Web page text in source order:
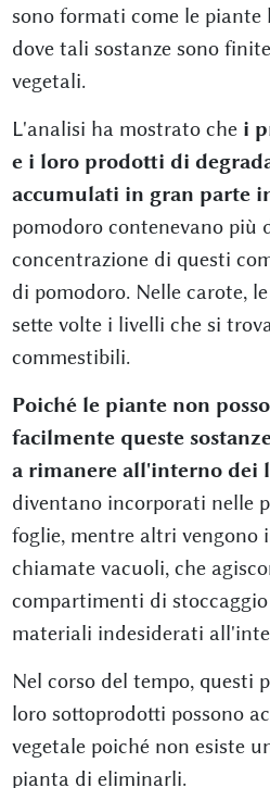
sono formati come le
dove tali sostanze sono
vegetali.
L'analisi ha mostrato che i
e i loro prodotti di
accumulati in gran parte
pomodoro contenevano più
concentrazione di questi
di pomodoro. Nelle carote,
sette volte i livelli che si
commestibili.
Poiché le piante non
facilmente queste
a rimanere all'interno dei
diventano incorporati nelle
foglie, mentre altri vengono
chiamate vacuoli, che
compartimenti di
materiali indesiderati
Nel corso del tempo, questi
loro sottoprodotti possono
vegetale poiché non esiste
pianta di eliminarli.